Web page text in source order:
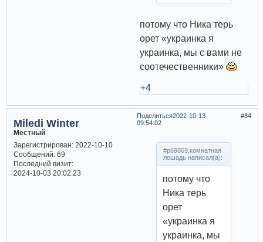
потому что Ника терь
орет «украинка я
украинка, мы с вами не
соотечественники»
+4
Поделиться 84
2022-10-13
09:54:02
Miledi Winter
Местный
Зарегистрирован: 2022-10-10
Сообщений:69
Последний визит:
2024-10-03 20:02:23
#p69869,комнатная
лошадь написал(а):
потому что
Ника терь
орет
«украинка я
украинка, мы